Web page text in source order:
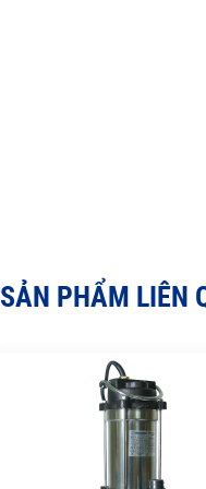
SẢN PHẨM LIÊN